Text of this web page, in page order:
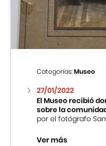
Centro Cultural
Museo de la
Fondo Editorial
Teatro Peruano
Categorías:Museo
27/01/2022
El Museo recibió
sobre la
por el fotógrafo
Ver más